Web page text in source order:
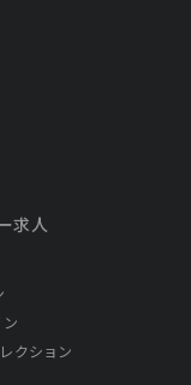
求人
クション